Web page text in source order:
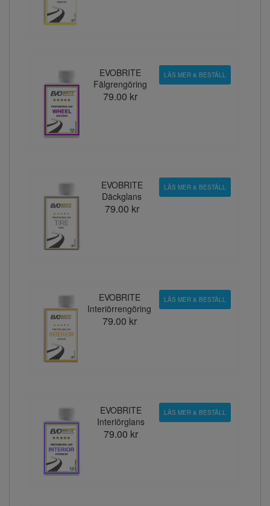
EVOBRITE
Fälgrengöring
79.00 kr
LÄS MER & BESTÄLL
EVOBRITE
Däckglans
79.00 kr
LÄS MER & BESTÄLL
EVOBRITE
Interiörrengöring
79.00 kr
LÄS MER & BESTÄLL
EVOBRITE
Interiörglans
79.00 kr
LÄS MER & BESTÄLL